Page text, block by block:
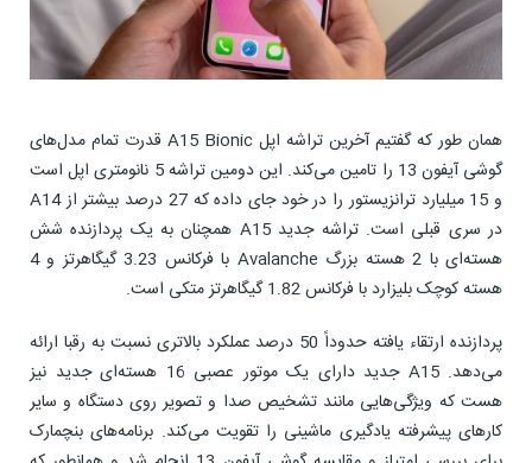
همان طور که گفتیم آخرین تراشه اپل A15 Bionic قدرت تمام مدل‌های
گوشی آیفون 13 را تامین می‌کند. این دومین تراشه 5 نانومتری اپل است
و 15 میلیارد ترانزیستور را در خود جای داده که 27 درصد بیشتر از A14
در سری قبلی است. تراشه جدید A15 همچنان به یک پردازنده شش
هسته‌ای با 2 هسته بزرگ Avalanche با فرکانس 3.23 گیگاهرتز و 4
هسته کوچک بلیزارد با فرکانس 1.82 گیگاهرتز متکی است.
پردازنده ارتقاء یافته حدوداً 50 درصد عملکرد بالاتری نسبت به رقبا ارائه
می‌دهد. A15 جدید دارای یک موتور عصبی 16 هسته‌ای جدید نیز
هست که ویژگی‌هایی مانند تشخیص صدا و تصویر روی دستگاه و سایر
کارهای پیشرفته یادگیری ماشینی را تقویت می‌کند. برنامه‌های بنچمارک